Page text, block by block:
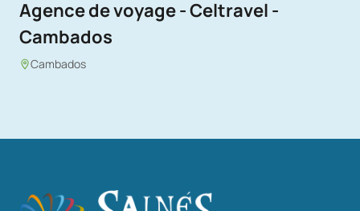
Agence de voyage - Celtravel -
Cambados
Cambados